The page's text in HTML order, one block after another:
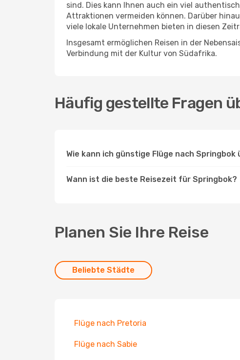
sind. Dies kann Ihnen auch ein viel
Attraktionen vermeiden können. Darüber
viele lokale Unternehmen bieten in diesen
Insgesamt ermöglichen Reisen in der
Verbindung mit der Kultur von Südafrika.
Häufig gestellte Fragen
Wie kann ich günstige Flüge nach Springbok
Wann ist die beste Reisezeit für Springbok?
Planen Sie Ihre Reise
Beliebte Städte
Flüge nach Pretoria
Flüge nach Sabie